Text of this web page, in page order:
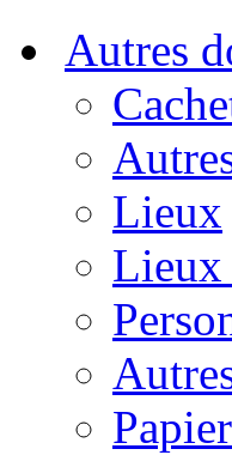
Autres
Lieux
Lieux